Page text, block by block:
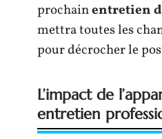
prochainentretien
mettra toutes les
pour décrocher le
L’impact de
entretien